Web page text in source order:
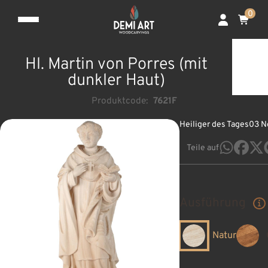
0
Hl. Martin von Porres (mit
dunkler Haut)
Produktcode: 7621F
Heiliger des Tages03
Teile auf
Natur